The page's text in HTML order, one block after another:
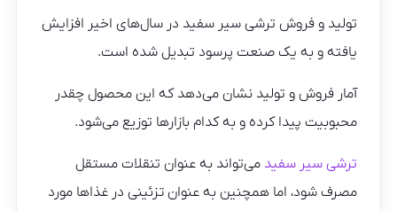
تولید و فروش ترشی سیر سفید در سال‌های اخیر افزایش
یافته و به یک صنعت پرسود تبدیل شده است.
آمار فروش و تولید نشان می‌دهد که این محصول چقدر
محبوبیت پیدا کرده و به کدام بازارها توزیع می‌شود.
ترشی سیر سفید می‌تواند به عنوان تنقلات مستقل
مصرف شود، اما همچنین به عنوان تزئینی در غذاها مورد